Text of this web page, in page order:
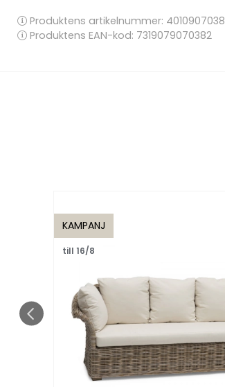
Produktens artikelnummer: 4010907038
Produktens EAN-kod: 7319079070382
KAMPANJ
till 16/8